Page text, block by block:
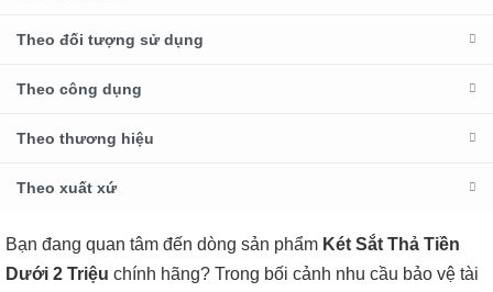
Theo đối tượng sử dụng
Theo công dụng
Theo thương hiệu
Theo xuất xứ
Bạn đang quan tâm đến dòng sản phẩm Két Sắt Thả Tiền
Dưới 2 Triệu chính hãng? Trong bối cảnh nhu cầu bảo vệ tài